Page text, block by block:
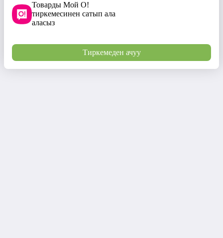
Товарды Мой О!
тиркемесинен сатып ала
аласыз
Тиркемеден ачуу